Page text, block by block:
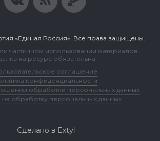
«Единая Россия». Все права защищены.
частичном использовании материалов
на ресурс обязательна.
соглашение
конфиденциальности
обработки персональных данных
на обработку персональных данных
Сделано в Extyl